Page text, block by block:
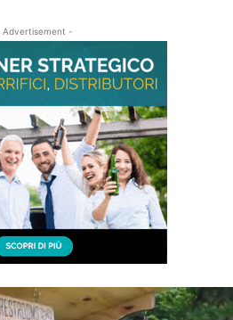
Advertisement -